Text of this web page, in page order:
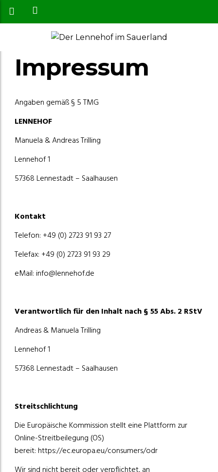
Impressum
Angaben gemäß § 5 TMG
LENNEHOF
Manuela & Andreas Trilling
Lennehof 1
57368 Lennestadt – Saalhausen
Kontakt
Telefon: +49 (0) 2723 91 93 27
Telefax: +49 (0) 2723 91 93 29
eMail: info@lennehof.de
Verantwortlich für den Inhalt nach § 55 Abs. 2 RStV
Andreas & Manuela Trilling
Lennehof 1
57368 Lennestadt – Saalhausen
Streitschlichtung
Die Europäische Kommission stellt eine Plattform zur
Online-Streitbeilegung (OS)
bereit:https://ec.europa.eu/consumers/odr